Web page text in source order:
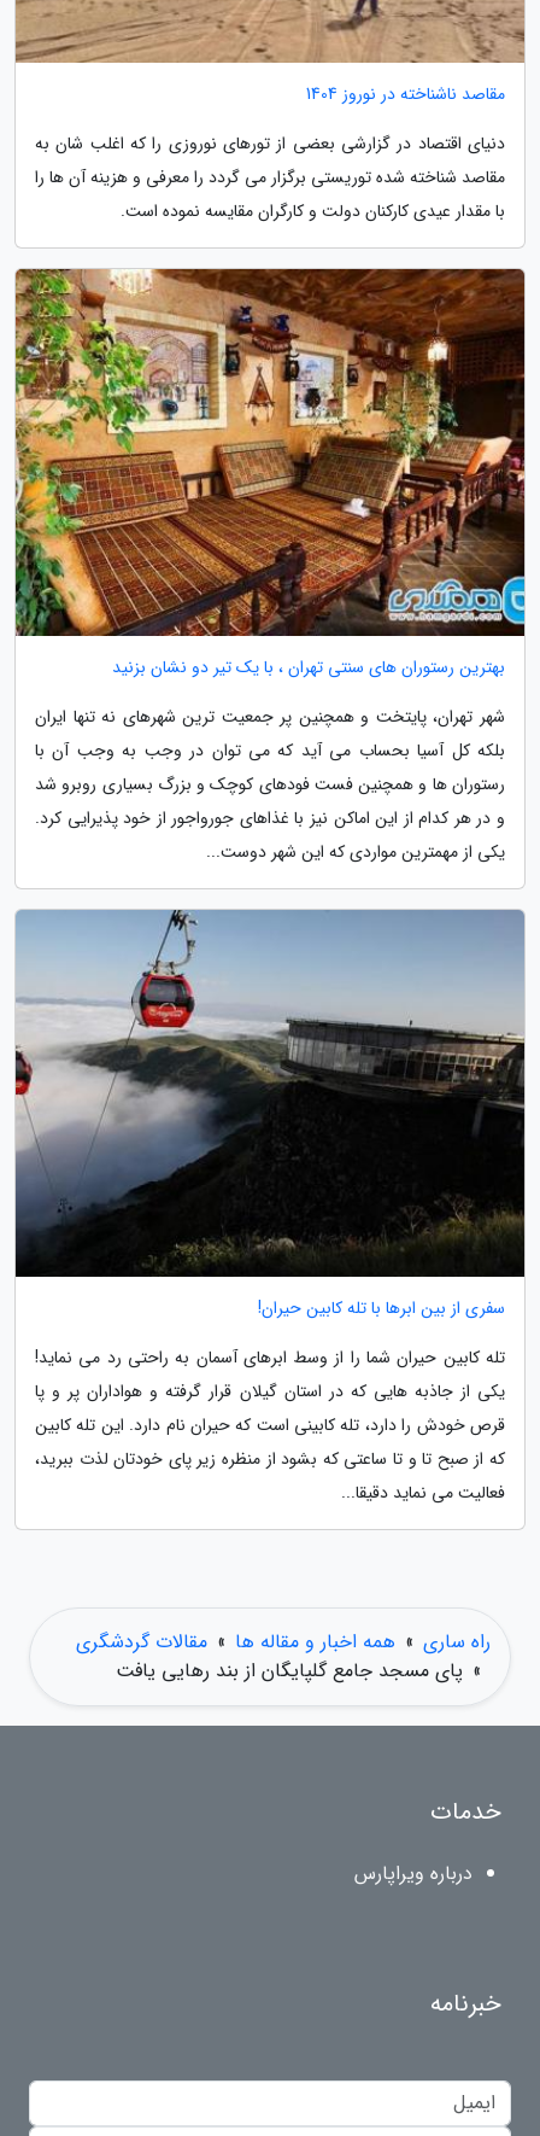
مقاصد ناشناخته در نوروز 1404
دنیای اقتصاد در گزارشی بعضی از تورهای نوروزی را که اغلب شان به
مقاصد شناخته شده توریستی برگزار می گردد را معرفی و هزینه آن ها را
با مقدار عیدی کارکنان دولت و کارگران مقایسه نموده است.
بهترین رستوران های سنتی تهران ، با یک تیر دو نشان بزنید
شهر تهران، پایتخت و همچنین پر جمعیت ترین شهرهای نه تنها ایران
بلکه کل آسیا بحساب می آید که می توان در وجب به وجب آن با
رستوران ها و همچنین فست فودهای کوچک و بزرگ بسیاری روبرو شد
و در هر کدام از این اماکن نیز با غذاهای جورواجور از خود پذیرایی کرد.
یکی از مهمترین مواردی که این شهر دوست...
سفری از بین ابرها با تله کابین حیران!
تله کابین حیران شما را از وسط ابرهای آسمان به راحتی رد می نماید!
یکی از جاذبه هایی که در استان گیلان قرار گرفته و هواداران پر و پا
قرص خودش را دارد، تله کابینی است که حیران نام دارد. این تله کابین
که از صبح تا و تا ساعتی که بشود از منظره زیر پای خودتان لذت ببرید،
فعالیت می نماید دقیقا...
راه ساری » همه اخبار و مقاله ها » مقالات گردشگری
» پای مسجد جامع گلپایگان از بند رهایی یافت
خدمات
درباره ویراپارس
خبرنامه